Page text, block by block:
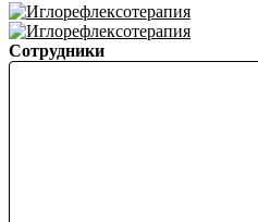
Сотрудники